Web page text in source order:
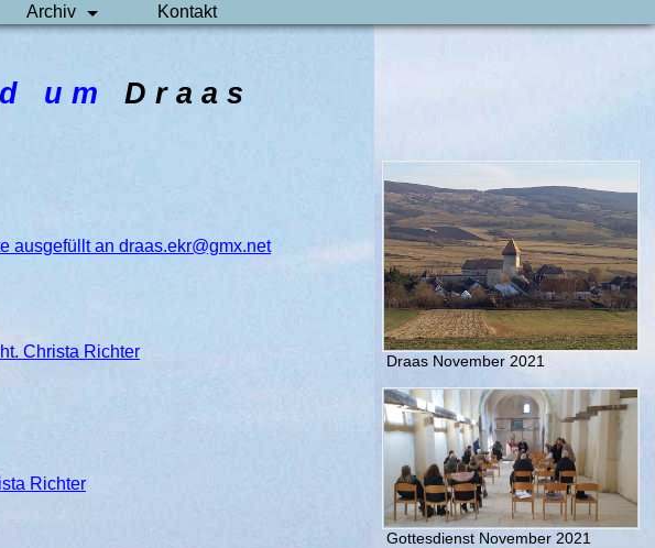
Archiv Kontakt
d u m D r a a s
Draas November 2021
Gottesdienst November 2021
ausgefüllt an draas.ekr@gmx.net
Christa Richter
Richter